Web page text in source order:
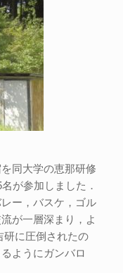
同大学の恵那研修
が参加しました．
ー，バスケ，ゴル
が一層深まり，よ
研に圧倒されたの
ようにガンバロ